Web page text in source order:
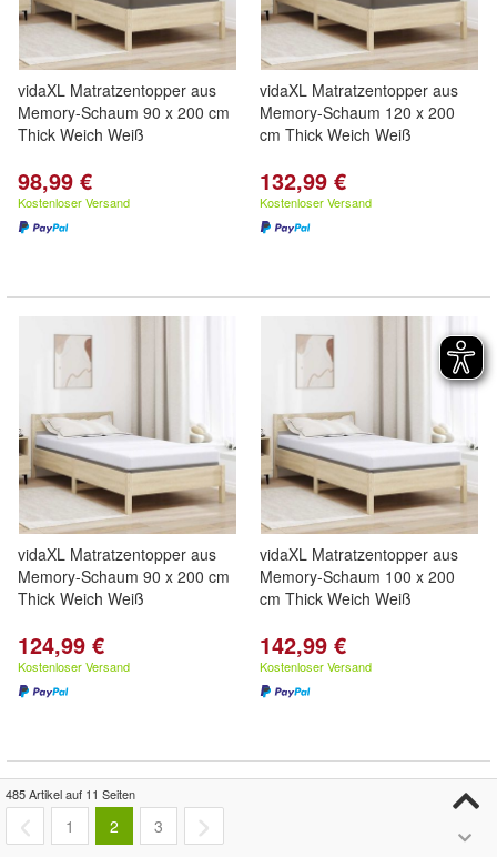
vidaXL Matratzentopper aus
Memory-Schaum 90 x 200 cm
Thick Weich Weiß
98,99 €
Kostenloser Versand
vidaXL Matratzentopper aus
Memory-Schaum 120 x 200
cm Thick Weich Weiß
132,99 €
Kostenloser Versand
vidaXL Matratzentopper aus
Memory-Schaum 90 x 200 cm
Thick Weich Weiß
124,99 €
Kostenloser Versand
vidaXL Matratzentopper aus
Memory-Schaum 100 x 200
cm Thick Weich Weiß
142,99 €
Kostenloser Versand
485 Artikel auf 11 Seiten
1 2 3